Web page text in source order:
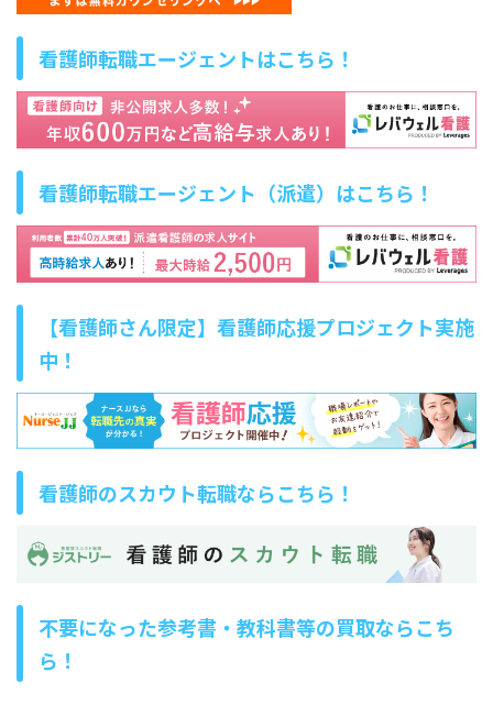
看護師転職エージェントはこちら！
看護師転職エージェント（派遣）はこちら！
【看護師さん限定】看護師応援プロジェクト実施
中！
看護師のスカウト転職ならこちら！
不要になった参考書・教科書等の買取ならこち
ら！